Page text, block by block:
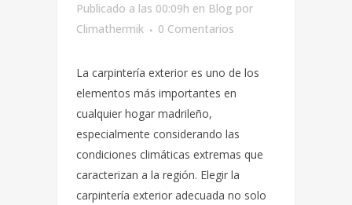
Publicado a las 00:09h en Blog por
Climathermik
0 Comentarios
La carpintería exterior es uno de los
elementos más importantes en
cualquier hogar madrileño,
especialmente considerando las
condiciones climáticas extremas que
caracterizan a la región. Elegir la
carpintería exterior adecuada no solo